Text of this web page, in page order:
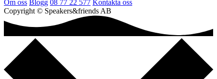
Om oss Blogg 08 77 22 577 Kontakta oss
Copyright © Speakers&friends AB